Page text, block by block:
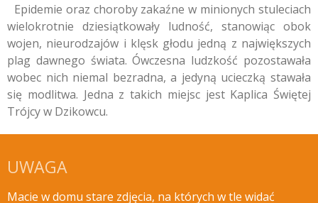
Epidemie oraz choroby zakaźne w minionych stuleciach
wielokrotnie dziesiątkowały ludność, stanowiąc obok
wojen, nieurodzajów i klęsk głodu jedną z największych
plag dawnego świata. Ówczesna ludzkość pozostawała
wobec nich niemal bezradna, a jedyną ucieczką stawała
się modlitwa. Jedna z takich miejsc jest Kaplica Świętej
Trójcy w Dzikowcu.
UWAGA
Macie w domu stare zdjęcia, na których w tle widać